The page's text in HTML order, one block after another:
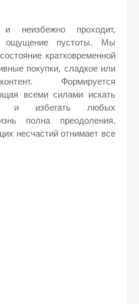
неизбежно проходит,
ощущение пустоты. Мы
кратковременной
покупки, сладкое или
Формируется
всеми силами искать
и избегать любых
полна преодоления.
несчастий отнимает все